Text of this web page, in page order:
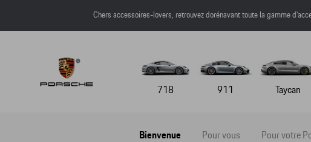
Chers accessoires-lovers, retrouvez dorénavant toute la gamme
718 911 Taycan
Bienvenue Pour vous Pour votre